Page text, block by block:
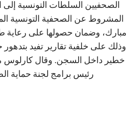
الصحفيين السلطات التونسية إلى
المشروط عن الصحفية التونسية
مبارك، وضمان حصولها على رعاية
وذلك على خلفية تقارير تفيد
خطير داخل السجن. وقال كارلوس
رئيس برامج لجنة حماية